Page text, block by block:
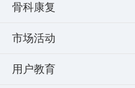
骨科康复
市场活动
用户教育